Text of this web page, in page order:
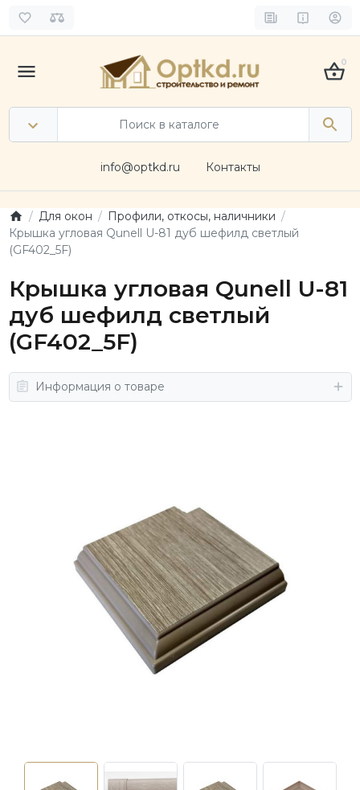
0
info@optkd.ru Контакты
Для окон
Профили, откосы, наличники
Крышка угловая Qunell U-81 дуб шефилд светлый
(GF402_5F)
Крышка угловая Qunell U-81
дуб шефилд светлый
(GF402_5F)
Информация о товаре